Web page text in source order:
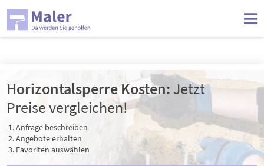
Horizontalsperre Kosten: Jetzt
Preise vergleichen!
Anfrage beschreiben
Angebote erhalten
Favoriten auswählen